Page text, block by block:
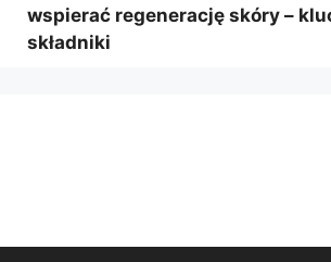
wspierać regenerację skóry –
składniki